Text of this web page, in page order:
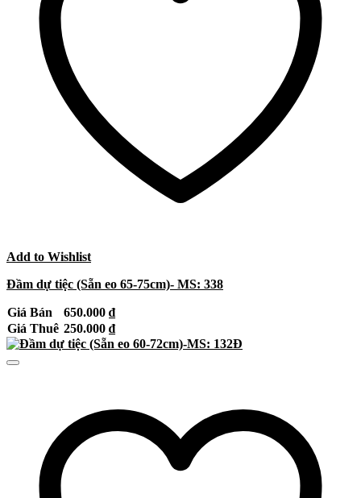
Add to Wishlist
Đầm dự tiệc (Sẵn eo 65-75cm)- MS: 338
Giá Bán 650.000 ₫
Giá Thuê 250.000 ₫